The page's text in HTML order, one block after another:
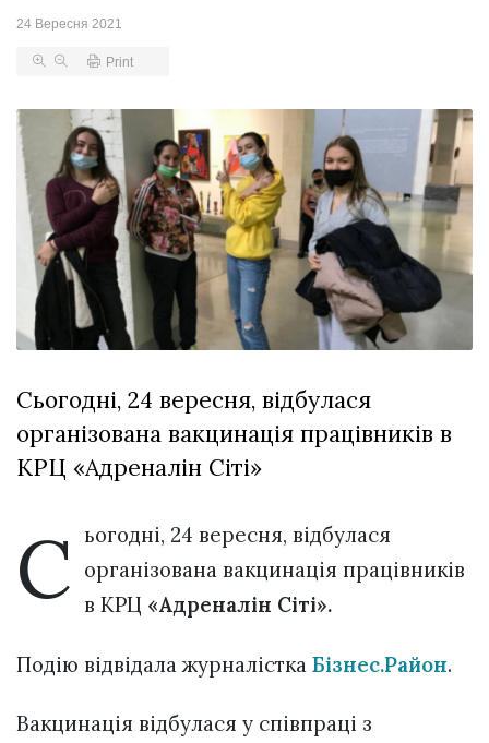
VolWe...
Гамлет
Зіньківський
залишив у
Луцьку
три...
27 Липня 2026
684 переглядів
Всі розділи
Персона
Афіша
ZONE 18+
24 Вересня 2021
Print
Сьогодні, 24 вересня, відбулася
організована вакцинація працівників в
КРЦ «Адреналін Сіті»
С ьогодні, 24 вересня, відбулася
організована вакцинація працівників
в КРЦ «Адреналін Сіті».
Подію відвідала журналістка Бізнес.Район.
Вакцинація відбулася у співпраці з